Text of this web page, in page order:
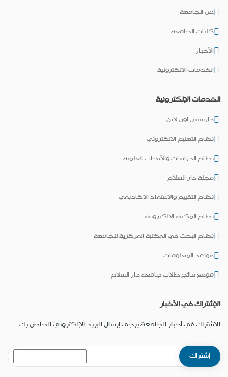
عن الجامعة
كليات الجامعة
الأخبار
الخدمات الالكترونية
الخدمات الإلكترونية
دارسيس اون لاين
نظام التعليم الالكتروني
نظام الدراسات والأبحاث العلمية
مجلة دار السلام
نظام التقييم والاعتماد الاكاديمي
نظام المكتبة الالكترونية
نظام البحث في المكتبة المركزية للجامعة
قواعد المعلومات
موقع نتائج طلاب جامعة دار السلام
الإشتراك في الأخبار
للاشتراك في أخبار الجامعة يرجى إرسال البريد الإلكتروني الخاص بك